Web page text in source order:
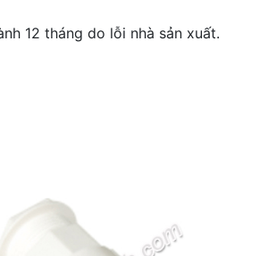
12 tháng do lỗi nhà sản xuất.